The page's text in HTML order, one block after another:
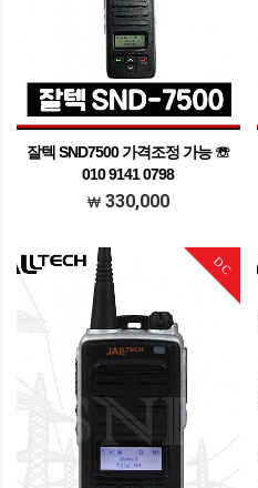
잘텍 SND7500 가격조정 가능 ☏
010 9141 0798
가격조정가능 문의주세요
330,000
DC